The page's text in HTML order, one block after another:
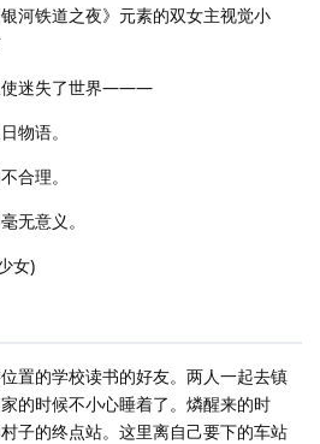
河铁道之夜》元素的双女主视觉小
迷失了世界―――
物语。
合理。
无意义。
女)
置的学校读书的好友。两人一起去镇
的时候不小心睡着了。燐醒来的时
子的终点站。这里离自己要下的车站